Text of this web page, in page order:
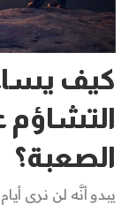
كيف
التشاؤم
الصعبة؟
يبدو أنَّه لن نرى